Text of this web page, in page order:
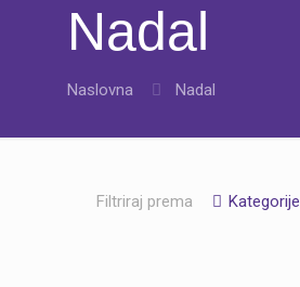
Nadal
Naslovna Nadal
Filtriraj prema Kategorije